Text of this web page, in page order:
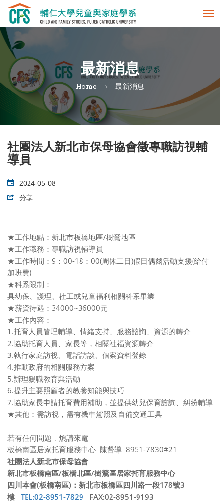
最新消息
Home 最新消息
社團法人新北市保母協會徵專職訪視輔
導員
2024-05-08
分享
★工作地點：新北市板橋地區/樹鶯地區
★工作職務：專職訪視輔導員
★工作時間：9：00-18：00(周休二日)假日偶爾活動支援(給付
加班費)
★科系限制：
具幼保、護理、社工或兒童福利相關科系畢業
★薪資待遇：34000~36000元
★工作內容：
1.托育人員管理輔導、情緒支持、服務諮詢、資源的轉介
2.協助托育人員、家長等，相關社福資源轉介
3.執行家庭訪視、電話訪談、個案資料登錄
4.推動政府的相關服務方案
5.辦理親職教育與活動
6.提升主要照顧者的教養知能與技巧
7.協助家長申請托育費用補助，並提供幼兒保育諮詢、糾紛輔導
★其他：需訪視，需有機車駕照及自備交通工具
若有任何問題，煩請來電
板橋南區居家托育服務中心 陳督導 8951-7830#21
社團法人新北市保母協會
新北市板橋南區/板橋北區/樹鶯區居家托育服務中心
四川本會(板橋南區)：新北市板橋區四川路一段178號3
樓 TEL:02-8951-7829 FAX:02-8951-9193